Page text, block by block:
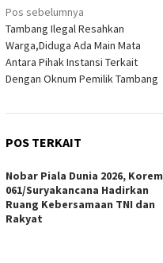
Navigasi
pos
Pos sebelumnya
Tambang Ilegal Resahkan
Warga,Diduga Ada Main Mata
Antara Pihak Instansi Terkait
Dengan Oknum Pemilik Tambang
POS TERKAIT
Nobar Piala Dunia 2026, Korem
061/Suryakancana Hadirkan
Ruang Kebersamaan TNI dan
Rakyat